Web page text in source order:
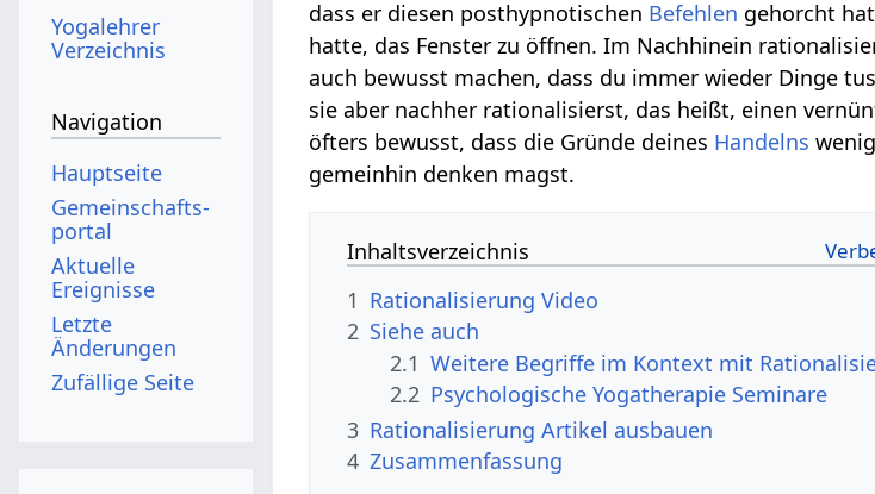
dass er diesen posthypnotischen Befehlen gehorcht
hatte, das Fenster zu öffnen. Im Nachhinein
auch bewusst machen, dass du immer wieder Dinge
sie aber nachher rationalisierst, das heißt, einen
öfters bewusst, dass die Gründe deines Handelns
gemeinhin denken magst.
Inhaltsverzeichnis
1
Rationalisierung‏‎ Video
2 Siehe auch
2.1
2.2 Psychologische Yogatherapie Seminare
3
Rationalisierung‏‎ Artikel ausbauen
4 Zusammenfassung
Yogalehrer
Verzeichnis
Navigation
Hauptseite
Gemeinschafts­
portal
Aktuelle
Ereignisse
Letzte
Änderungen
Zufällige Seite